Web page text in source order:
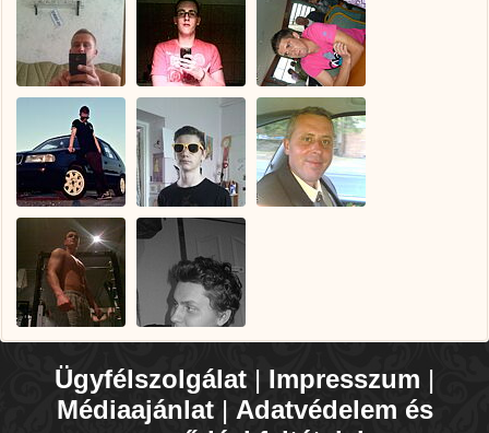
Ügyfélszolgálat | Impresszum |
Médiaajánlat| Adatvédelem és